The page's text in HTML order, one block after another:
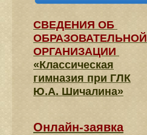
СВЕДЕНИЯ​ ОБ
ОБРАЗОВАТЕЛЬНОЙ
ОРГАНИЗАЦИИ
«Классическая
гимназия при ГЛК
Ю.А. Шичалина»
Онлайн-заявка